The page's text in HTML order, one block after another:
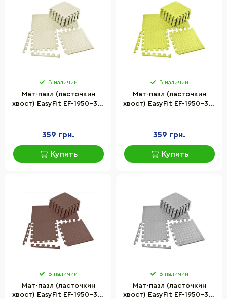
В наличии
Мат-пазл (ласточкин
хвост) EasyFit EF-1950-30-
359 грн.
Купить
В наличии
Мат-пазл (ласточкин
хвост) EasyFit EF-1950-30-
359 грн.
Купить
В наличии
Мат-пазл (ласточкин
хвост) EasyFit EF-1950-30-
В наличии
Мат-пазл (ласточкин
хвост) EasyFit EF-1950-30-